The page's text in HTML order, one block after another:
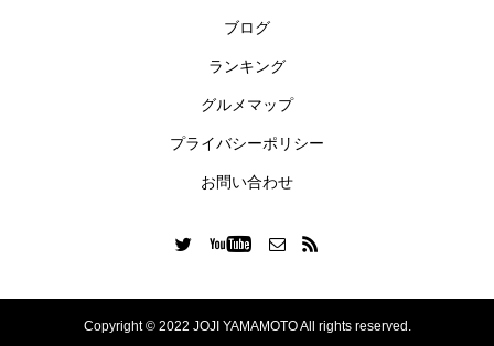
ブログ
ランキング
グルメマップ
プライバシーポリシー
お問い合わせ
Copyright © 2022 JOJI YAMAMOTO All rights reserved.